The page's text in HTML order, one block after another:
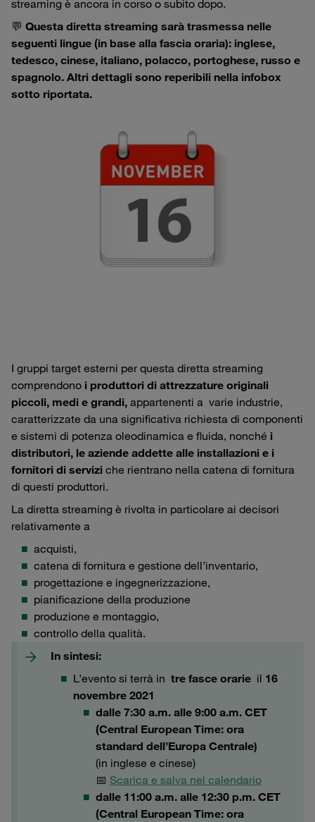
streaming è ancora in corso o subito dopo.
💬 Questa diretta streaming sarà trasmessa nelle
seguenti lingue (in base alla fascia oraria): inglese,
tedesco, cinese, italiano, polacco, portoghese, russo e
spagnolo. Altri dettagli sono reperibili nella infobox
sotto riportata.
I gruppi target esterni per questa diretta streaming
comprendono i produttori di attrezzature originali
piccoli, medi e grandi, appartenenti a varie industrie,
caratterizzate da una significativa richiesta di componenti
e sistemi di potenza oleodinamica e fluida, nonché i
distributori, le aziende addette alle installazioni e i
fornitori di servizi che rientrano nella catena di fornitura
di questi produttori.
La diretta streaming è rivolta in particolare ai decisori
relativamente a
acquisti,
catena di fornitura e gestione dell’inventario,
progettazione e ingegnerizzazione,
pianificazione della produzione
produzione e montaggio,
controllo della qualità.
In sintesi:
L’evento si terrà in tre fasce orarie il 16
novembre 2021
dalle 7:30 a.m. alle 9:00 a.m. CET
(Central European Time: ora
standard dell’Europa Centrale)
(in inglese e cinese)
📅 Scarica e salva nel calendario
dalle 11:00 a.m. alle 12:30 p.m. CET
(Central European Time: ora